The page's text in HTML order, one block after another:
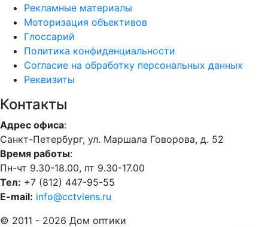
Рекламные материалы
Моторизация объективов
Глоссарий
Политика конфиденциальности
Согласие на обработку персональных данных
Реквизиты
Контакты
Адрес офиса:
Санкт-Петербург, ул. Маршала Говорова, д. 52
Время работы:
Пн-чт 9.30-18.00, пт 9.30-17.00
Тел: +7 (812) 447-95-55
E-mail: info@cctvlens.ru
© 2011 - 2026 Дом оптики